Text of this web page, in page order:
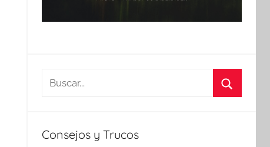
Buscar:
Consejos y Trucos